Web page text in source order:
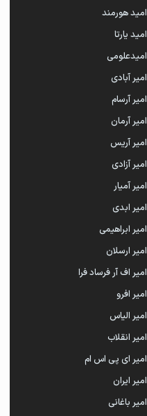
امید هورمند
امید یارتا
امیدعلومی
امیر آبادی
امیر آرسام
امیر آرمان
امیر آریس
امیر آزادی
امیر آمیار
امیر ابدی
امیر ابراهیمی
امیر ارسلان
امیر اف آر فرساد فرا
امیر افرو
امیر الیاس
امیر انقلاب
امیر ای پی اس ام
امیر ایران
امیر باغانی